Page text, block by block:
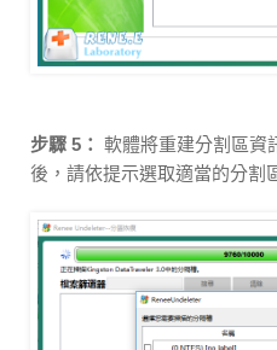
步驟 5： 軟體將重建分割區資
後，請依提示選取適當的分割